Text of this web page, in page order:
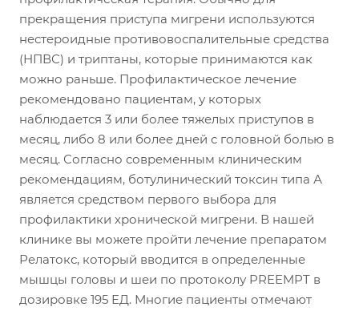
прекращения приступа мигрени используются
нестероидные противовоспалительные средства
(НПВС) и триптаны, которые принимаются как
можно раньше. Профилактическое лечение
рекомендовано пациентам, у которых
наблюдается 3 или более тяжелых приступов в
месяц, либо 8 или более дней с головной болью в
месяц. Согласно современным клиническим
рекомендациям, ботулинический токсин типа А
является средством первого выбора для
профилактики хронической мигрени. В нашей
клинике вы можете пройти лечение препаратом
Релатокс, который вводится в определенные
мышцы головы и шеи по протоколу PREEMPT в
дозировке 195 ЕД. Многие пациенты отмечают